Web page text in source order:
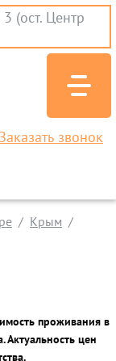
(ост. Центр
Заказать звонок
Крым
проживания в
цен